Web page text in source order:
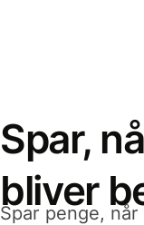
Spar,
bliver
Spar penge,